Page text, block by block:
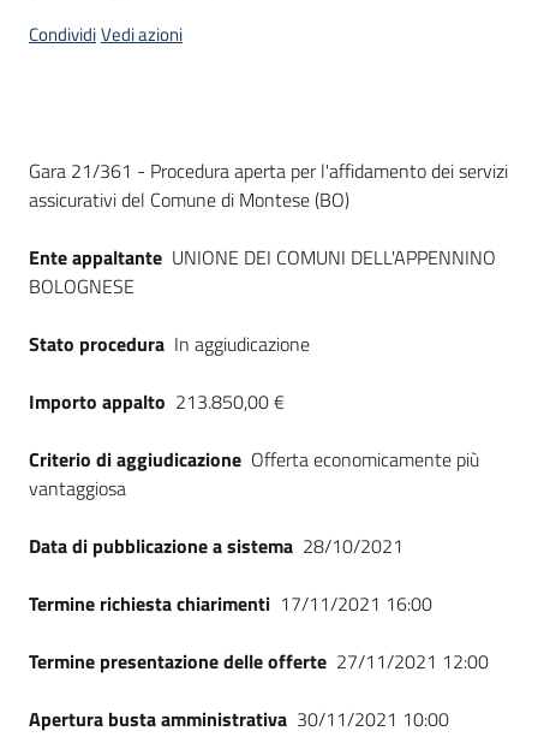
site
Seguici
CondividiVedi azioni
Dati del bando
Gara 21/361 - Procedura aperta per l'affidamento dei servizi
assicurativi del Comune di Montese (BO)
Ente appaltante UNIONE DEI COMUNI DELL'APPENNINO
BOLOGNESE
Stato procedura In aggiudicazione
Importo appalto 213.850,00 €
Criterio di aggiudicazione Offerta economicamente più
vantaggiosa
Data di pubblicazione a sistema 28/10/2021
Termine richiesta chiarimenti 17/11/2021 16:00
Termine presentazione delle offerte 27/11/2021 12:00
Apertura busta amministrativa 30/11/2021 10:00